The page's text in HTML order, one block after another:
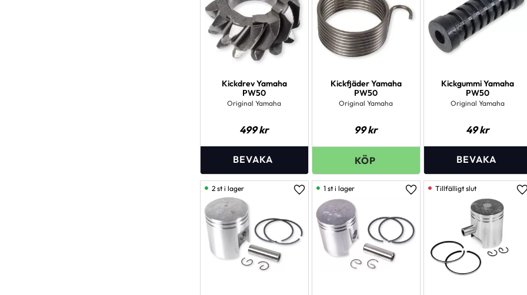
Kickdrev Yamaha
PW50
Original Yamaha
499kr
Kickfjäder Yamaha
PW50
Original Yamaha
99kr
Kickgummi Yamaha
PW50
Original Yamaha
49kr
Lägg till i favoriter
2 st i lager
Lägg till i favoriter
1 st i lager